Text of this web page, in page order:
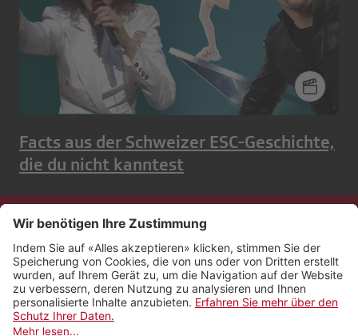
Facts aus der Schweizer ESC-Geschichte,
die du nicht kanntest
Kontakt
Impressum
Rechtliches
Netiquette